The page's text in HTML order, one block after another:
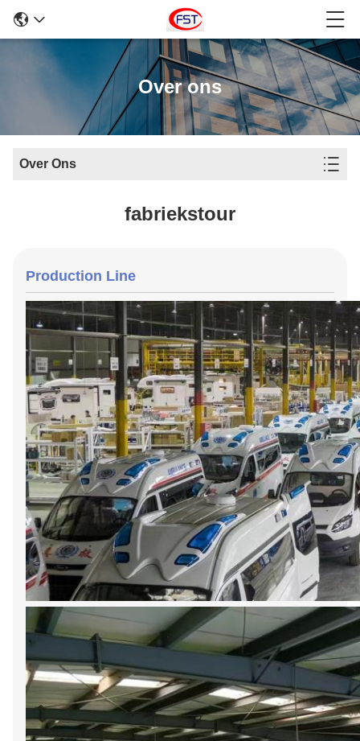
Over ons
Over Ons
fabriekstour
Production Line